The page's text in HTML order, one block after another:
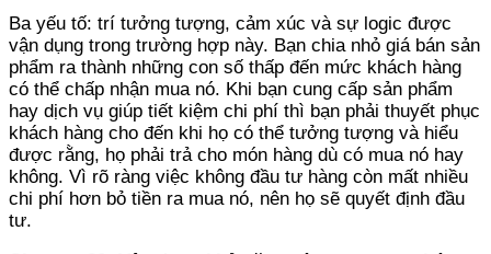
Ba yếu tố: trí tưởng tượng, cảm xúc và sự logic được
vận dụng trong trường hợp này. Bạn chia nhỏ giá bán sản
phẩm ra thành những con số thấp đến mức khách hàng
có thể chấp nhận mua nó. Khi bạn cung cấp sản phẩm
hay dịch vụ giúp tiết kiệm chi phí thì bạn phải thuyết phục
khách hàng cho đến khi họ có thể tưởng tượng và hiểu
được rằng, họ phải trả cho món hàng dù có mua nó hay
không. Vì rõ ràng việc không đầu tư hàng còn mất nhiều
chi phí hơn bỏ tiền ra mua nó, nên họ sẽ quyết định đầu
tư.